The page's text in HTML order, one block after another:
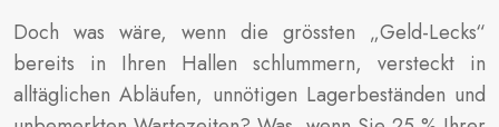
Doch was wäre, wenn die grössten „Geld-Lecks“
bereits in Ihren Hallen schlummern, versteckt in
alltäglichen Abläufen, unnötigen Lagerbeständen und